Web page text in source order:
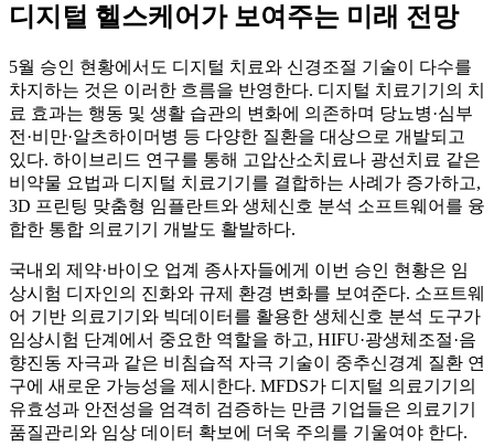
디지털 헬스케어가 보여주는 미래 전망
5월 승인 현황에서도 디지털 치료와 신경조절 기술이 다수를
차지하는 것은 이러한 흐름을 반영한다. 디지털 치료기기의 치
료 효과는 행동 및 생활 습관의 변화에 의존하며 당뇨병·심부
전·비만·알츠하이머병 등 다양한 질환을 대상으로 개발되고
있다. 하이브리드 연구를 통해 고압산소치료나 광선치료 같은
비약물 요법과 디지털 치료기기를 결합하는 사례가 증가하고,
3D 프린팅 맞춤형 임플란트와 생체신호 분석 소프트웨어를 융
합한 통합 의료기기 개발도 활발하다.
국내외 제약·바이오 업계 종사자들에게 이번 승인 현황은 임
상시험 디자인의 진화와 규제 환경 변화를 보여준다. 소프트웨
어 기반 의료기기와 빅데이터를 활용한 생체신호 분석 도구가
임상시험 단계에서 중요한 역할을 하고, HIFU·광생체조절·음
향진동 자극과 같은 비침습적 자극 기술이 중추신경계 질환 연
구에 새로운 가능성을 제시한다. MFDS가 디지털 의료기기의
유효성과 안전성을 엄격히 검증하는 만큼 기업들은 의료기기
품질관리와 임상 데이터 확보에 더욱 주의를 기울여야 한다.